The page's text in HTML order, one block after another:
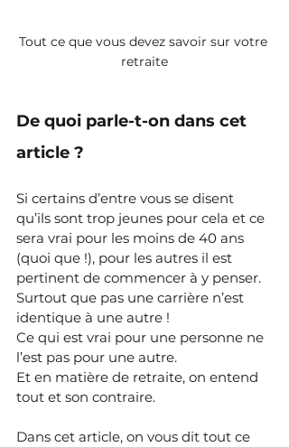
Tout ce que vous devez savoir sur votre
retraite
De quoi parle-t-on dans cet
article ?
Si certains d’entre vous se disent
qu’ils sont trop jeunes pour cela et ce
sera vrai pour les moins de 40 ans
(quoi que !), pour les autres il est
pertinent de commencer à y penser.
Surtout que pas une carrière n’est
identique à une autre !
Ce qui est vrai pour une personne ne
l’est pas pour une autre.
Et en matière de retraite, on entend
tout et son contraire.
Dans cet article, on vous dit tout ce